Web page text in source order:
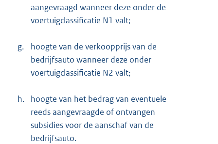
aangevraagd wanneer deze onder de
voertuigclassificatie N1 valt;
g.
hoogte van de verkoopprijs van de
bedrijfsauto wanneer deze onder
voertuigclassificatie N2 valt;
h.
hoogte van het bedrag van eventuele
reeds aangevraagde of ontvangen
subsidies voor de aanschaf van de
bedrijfsauto.